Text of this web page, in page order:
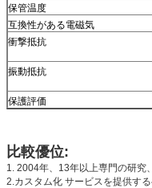
保管温度
互換性がある電磁気
衝撃抵抗
振動抵抗
保護評価
比較優位:
1. 2004年、13年以上専門の研究
2.カスタム化 サービスを提供す